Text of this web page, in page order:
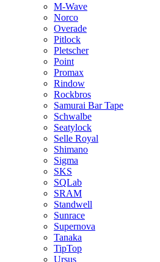
M-Wave
Norco
Overade
Pitlock
Pletscher
Point
Promax
Rindow
Rockbros
Samurai Bar Tape
Schwalbe
Seatylock
Selle Royal
Shimano
Sigma
SKS
SQLab
SRAM
Standwell
Sunrace
Supernova
Tanaka
TipTop
Ursus